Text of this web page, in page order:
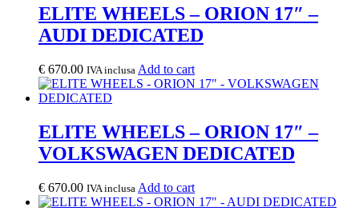
ELITE WHEELS – ORION 17″ –
AUDI DEDICATED
€ 670.00 IVA inclusa Add to cart
ELITE WHEELS – ORION 17″ –
VOLKSWAGEN DEDICATED
€ 670.00 IVA inclusa Add to cart